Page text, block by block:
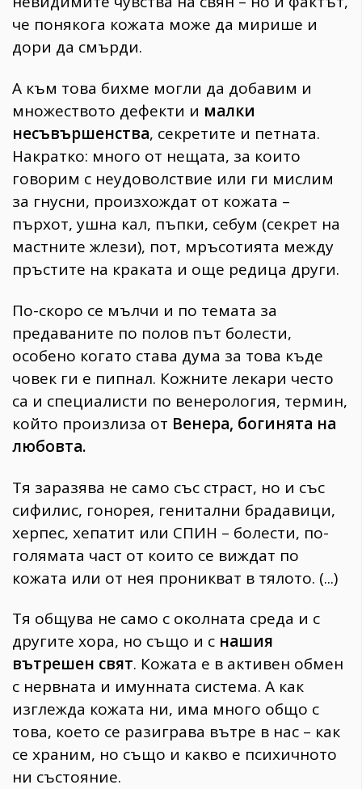
че понякога кожата може да мирише и
дори да смърди.
А към това бихме могли да добавим и
множеството дефекти и малки
несъвършенства, секретите и петната.
Накратко: много от нещата, за които
говорим с неудоволствие или ги мислим
за гнусни, произхождат от кожата –
пърхот, ушна кал, пъпки, себум (секрет на
мастните жлези), пот, мръсотията между
пръстите на краката и още редица други.
По-скоро се мълчи и по темата за
предаваните по полов път болести,
особено когато става дума за това къде
човек ги е пипнал. Кожните лекари често
са и специалисти по венерология, термин,
който произлиза от Венера, богинята на
любовта.
Тя заразява не само със страст, но и със
сифилис, гонорея, генитални брадавици,
херпес, хепатит или СПИН – болести, по-
голямата част от които се виждат по
кожата или от нея проникват в тялото. (...)
Тя общува не само с околната среда и с
другите хора, но също и с нашия
вътрешен свят. Кожата е в активен обмен
с нервната и имунната система. А как
изглежда кожата ни, има много общо с
това, което се разиграва вътре в нас – как
се храним, но също и какво е психичното
ни състояние.